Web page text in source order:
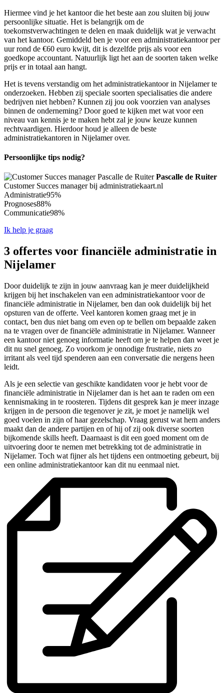
Hiermee vind je het kantoor die het beste aan zou sluiten bij jouw
persoonlijke situatie. Het is belangrijk om de
toekomstverwachtingen te delen en maak duidelijk wat je verwacht
van het kantoor. Gemiddeld ben je voor een administratiekantoor per
uur rond de €60 euro kwijt, dit is dezelfde prijs als voor een
goedkope accountant. Natuurlijk ligt het aan de soorten taken welke
prijs er in totaal aan hangt.
Het is tevens verstandig om het administratiekantoor in Nijelamer te
onderzoeken. Hebben zij speciale soorten specialisaties die andere
bedrijven niet hebben? Kunnen zij jou ook voorzien van analyses
binnen de onderneming? Door goed te kijken met wat voor een
niveau van kennis je te maken hebt zal je jouw keuze kunnen
rechtvaardigen. Hierdoor houd je alleen de beste
administratiekantoren in Nijelamer over.
Persoonlijke tips nodig?
Pascalle de Ruiter
Customer Succes manager bij administratiekaart.nl
Administratie95%
Prognoses88%
Communicatie98%
Ik help je graag
3 offertes voor financiële administratie in
Nijelamer
Door duidelijk te zijn in jouw aanvraag kan je meer duidelijkheid
krijgen bij het inschakelen van een administratiekantoor voor de
financiële administratie in Nijelamer, ben dan ook duidelijk bij het
opsturen van de offerte. Veel kantoren komen graag met je in
contact, ben dus niet bang om even op te bellen om bepaalde zaken
na te vragen over de financiële administratie in Nijelamer. Wanneer
een kantoor niet genoeg informatie heeft om je te helpen dan weet je
dit nu snel genoeg. Zo voorkom je onnodige frustratie, niets zo
irritant als veel tijd spenderen aan een conversatie die nergens heen
leidt.
Als je een selectie van geschikte kandidaten voor je hebt voor de
financiële administratie in Nijelamer dan is het aan te raden om een
kennismaking in te roosteren. Tijdens dit gesprek kan je meer inzage
krijgen in de persoon die tegenover je zit, je moet je namelijk wel
goed voelen in zijn of haar gezelschap. Vraag gerust wat hem anders
maakt dan de andere partijen en of hij of zij ook diverse soorten
bijkomende skills heeft. Daarnaast is dit een goed moment om de
uitvoering door te nemen met betrekking tot de administratie in
Nijelamer. Toch wat fijner als het tijdens een ontmoeting gebeurt, bij
een online administratiekantoor kan dit nu eenmaal niet.